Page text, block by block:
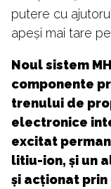
putere cu
apeși mai tare
Noul sistem
componente
trenului de
electronice
excitat
litiu-ion, și un
și acționat prin